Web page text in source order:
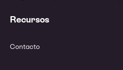
Recursos
Contacto